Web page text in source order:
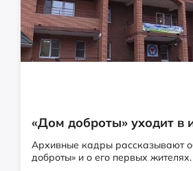
«Дом доброты» уходит в
Архивные кадры рассказывают
доброты» и о его первых жителях.